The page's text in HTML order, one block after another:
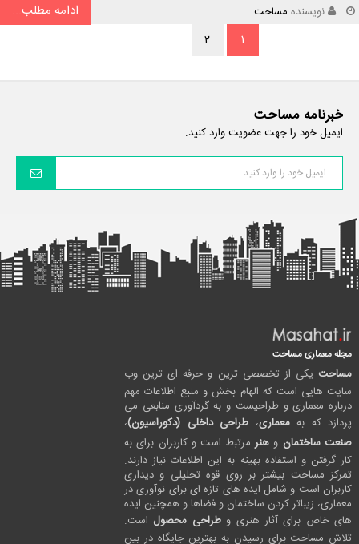
نویسنده مساحت
ادامه مطلب...
۱
۲
خبرنامه مساحت
ایمیل خود را جهت عضویت وارد کنید.
مجله معماری مساحت
مساحت یکی از تخصصی ترین و حرفه ای ترین وب
سایت هایی است که الهام بخش و منبع اطلاعات مهم
درباره معماری و طراحیست و به گردآوری منابعی می
پردازد که بهمعماری، طراحی داخلی (دکوراسیون)،
صنعت ساختمان و هنرمرتبط است و کاربران برای به
کار گرفتن و استفاده بهینه به این اطلاعات نیاز دارند.
تمرکز مساحت بیشتر بر روی قوه تحلیلی و دیداری
کاربران است و شامل ایده های تازه ای برای نوآوری در
معماری، زیباتر کردن ساختمان و فضاها و همچنین ایده
های خاص برای آثار هنری وطراحی محصول است.
تلاش مساحت برای رسیدن به بهترین جایگاه در بین